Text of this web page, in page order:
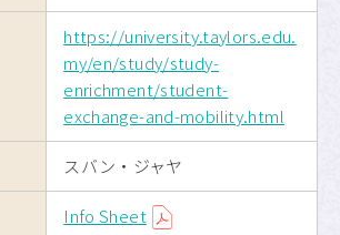
https://university.taylors.edu.
my/en/study/study-
enrichment/student-
exchange-and-mobility.html
スバン・ジャヤ
Info Sheet